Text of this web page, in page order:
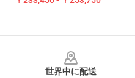
世界中に配送